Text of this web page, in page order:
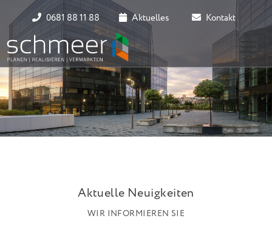
0681 88 11 88 Aktuelles Kontakt
Aktuelle Neuigkeiten
WIR INFORMIEREN SIE